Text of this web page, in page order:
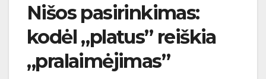
Nišos pasirinkimas:
kodėl „platus” reiškia
„pralaimėjimas”